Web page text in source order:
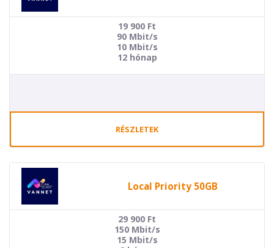
19 900 Ft
90 Mbit/s
10 Mbit/s
12 hónap
RÉSZLETEK
Local Priority 50GB
29 900 Ft
150 Mbit/s
15 Mbit/s